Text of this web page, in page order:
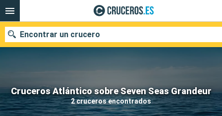
Cruceros Atlántico sobre Seven Seas Grandeur
2 cruceros encontrados
Encontrar un crucero
Nuestros destinos
Fecha de salida